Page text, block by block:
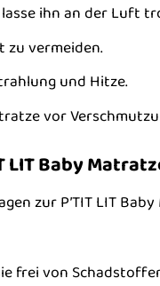
ihn an der Luft
zu vermeiden.
und Hitze.
vor
Baby
zur P’TIT LIT Baby
frei von